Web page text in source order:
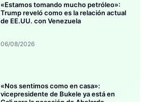
«Estamos tomando mucho petróleo»:
Trump reveló como es la relación actual
de EE.UU. con Venezuela
06/08/2026
«Nos sentimos como en casa»:
vicepresidente de Bukele ya está en